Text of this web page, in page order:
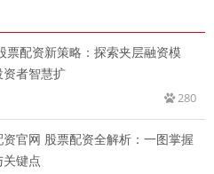
票配资新策略：探索夹层融资模
者智慧扩
280
官网 股票配资全解析：一图掌握
键点